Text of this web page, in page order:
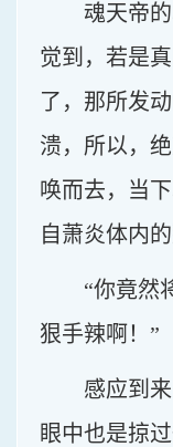
魂天帝
觉到，若是
了，那所发
溃，所以，
唤而去，当
自萧炎体内
“你竟然
狠手辣啊！”
感应到
眼中也是掠